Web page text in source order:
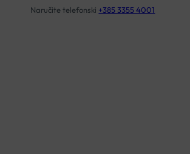
Naručite telefonski +385 3355 4001